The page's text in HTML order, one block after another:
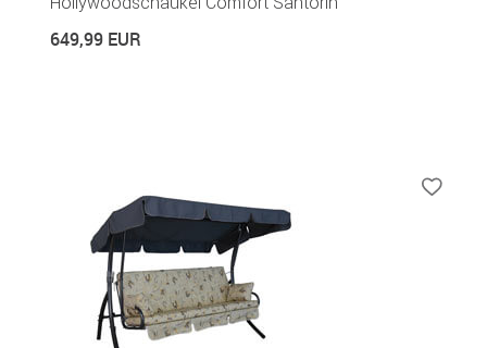
649,99 EUR